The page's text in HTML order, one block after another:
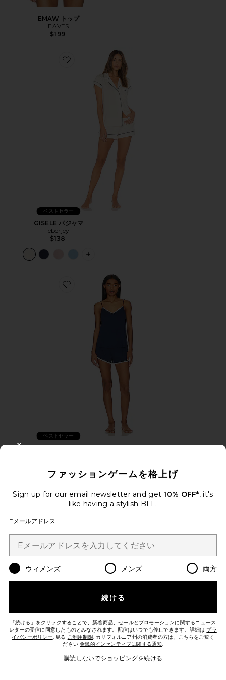
EMAW トップ
EAVES
$199
Favorite GISELE パジャマ
ベストセラー
GISELE パジャマ
eberjey
$138
PLUS ICON TO SEE MORE OPTIONS
Favorite FRIDA キャミソーツ＆ショートパンツセット
ベストセラー
$128
今トレンド!
ファッションゲームを格上げ
Sign up for our email newsletter and get 10% OFF*, it's
like having a stylish BFF.
Eメールアドレス
ウィメンズ メンズ 両方
続ける
「続ける」をクリックすることで、新着商品、セールとプロモーションに関するニュース
レターの受信に同意したものとみなされます。配信はいつでも停止できます。詳細は プラ
イバシーポリシー. 見る ご利用制限. カリフォルニア州の消費者の方は、こちらをご覧く
ださい金銭的インセンティブに関する通知.
購読しないでショッピングを続ける